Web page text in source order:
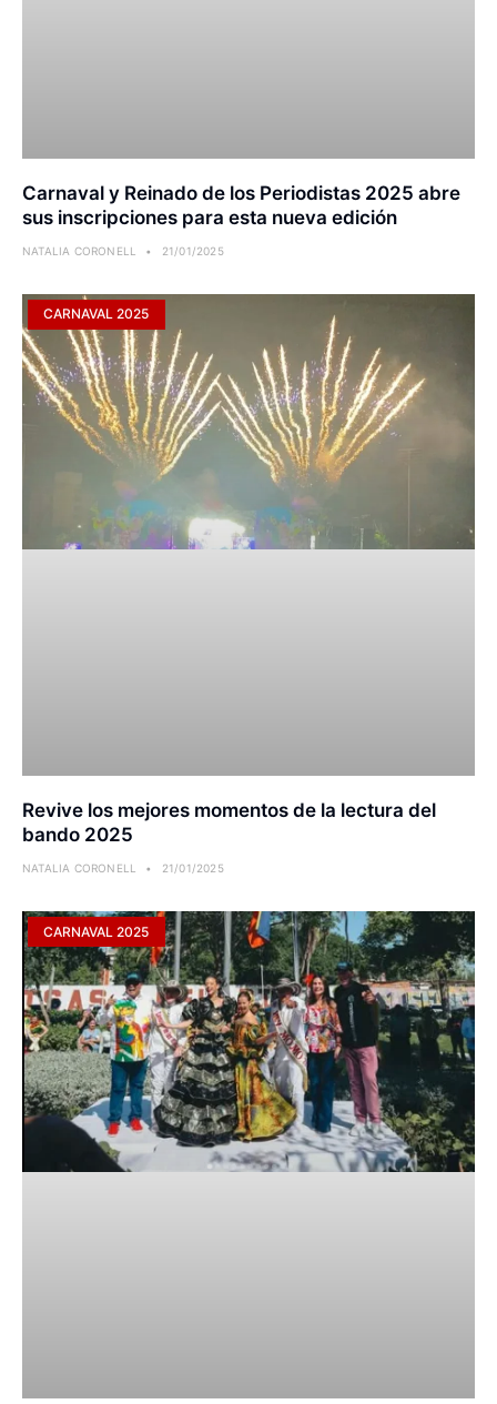
Carnaval y Reinado de los Periodistas 2025 abre
sus inscripciones para esta nueva edición
NATALIA CORONELL 21/01/2025
CARNAVAL 2025
Revive los mejores momentos de la lectura del
bando 2025
NATALIA CORONELL 21/01/2025
CARNAVAL 2025